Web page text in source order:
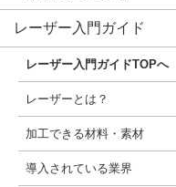
レーザー入門ガイド
レーザー入門ガイドTOPへ
レーザーとは？
加工できる材料・素材
導入されている業界まずは
GCC LaserProシリーズ